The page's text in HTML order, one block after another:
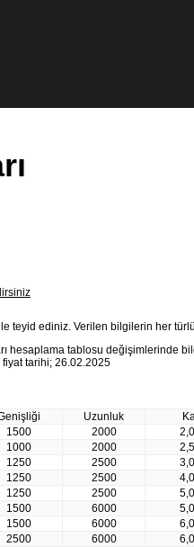
teyid ediniz. Verilen bilgilerin her türlü
hesaplama tablosu değişimlerinde
fiyat tarihi; 26.02.2025
Uzunluk
1500 2000
1000 2000
1250 2500
1250 2500
1250 2500
1500 6000
1500 6000
2500 6000